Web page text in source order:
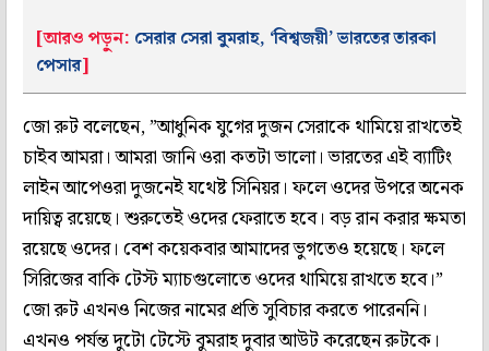
[আরও পড়ুন: সেরার সেরা বুমরাহ, ‘বিশ্বজয়ী’ ভারতের তারকা
পেসার]
জো রুট বলেছেন, ”আধুনিক যুগের দুজন সেরাকে থামিয়ে রাখতেই
চাইব আমরা। আমরা জানি ওরা কতটা ভালো। ভারতের এই ব্যাটিং
লাইন আপেওরা দুজনেই যথেষ্ট সিনিয়র। ফলে ওদের উপরে অনেক
দায়িত্ব রয়েছে। শুরুতেই ওদের ফেরাতে হবে। বড় রান করার ক্ষমতা
রয়েছে ওদের। বেশ কয়েকবার আমাদের ভুগতেও হয়েছে। ফলে
সিরিজের বাকি টেস্ট ম্যাচগুলোতে ওদের থামিয়ে রাখতে হবে।”
জো রুট এখনও নিজের নামের প্রতি সুবিচার করতে পারেননি।
এখনও পর্যন্ত দুটো টেস্টে বুমরাহ দুবার আউট করেছেন রুটকে।